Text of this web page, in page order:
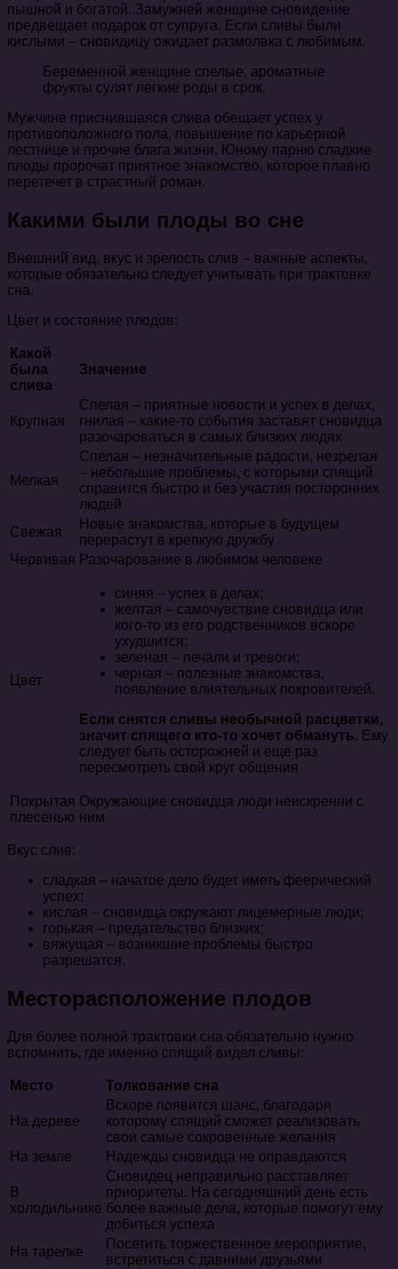
пышной и богатой. Замужней женщине сновидение
предвещает подарок от супруга. Если сливы были
кислыми – сновидицу ожидает размолвка с любимым.
Беременной женщине спелые, ароматные
фрукты сулят легкие роды в срок.
Мужчине приснившаяся слива обещает успех у
противоположного пола, повышение по карьерной
лестнице и прочие блага жизни. Юному парню сладкие
плоды пророчат приятное знакомство, которое плавно
перетечет в страстный роман.
Какими были плоды во сне
Внешний вид, вкус и зрелость слив – важные аспекты,
которые обязательно следует учитывать при трактовке
сна.
Цвет и состояние плодов:
Какой
была
слива
Значение
Крупная
Спелая – приятные новости и успех в делах,
гнилая – какие-то события заставят сновидца
разочароваться в самых близких людях
Мелкая
Спелая – незначительные радости, незрелая
– небольшие проблемы, с которыми спящий
справится быстро и без участия посторонних
людей
Свежая
Новые знакомства, которые в будущем
перерастут в крепкую дружбу
Червивая Разочарование в любимом человеке
Цвет
синяя – успех в делах;
желтая – самочувствие сновидца или
кого-то из его родственников вскоре
ухудшится;
зеленая – печали и тревоги;
черная – полезные знакомства,
появление влиятельных покровителей.
Если снятся сливы необычной расцветки,
значит спящего кто-то хочет обмануть. Ему
следует быть осторожней и еще раз
пересмотреть свой круг общения
Покрытая
плесенью
Окружающие сновидца люди неискренни с
ним
Вкус слив:
сладкая – начатое дело будет иметь феерический
успех;
кислая – сновидца окружают лицемерные люди;
горькая – предательство близких;
вяжущая – возникшие проблемы быстро
разрешатся.
Месторасположение плодов
Для более полной трактовки сна обязательно нужно
вспомнить, где именно спящий видел сливы:
Место Толкование сна
На дереве
Вскоре появится шанс, благодаря
которому спящий сможет реализовать
свои самые сокровенные желания
На земле
Надежды сновидца не оправдаются
В
холодильнике
Сновидец неправильно расставляет
приоритеты. На сегодняшний день есть
более важные дела, которые помогут ему
добиться успеха
На тарелке
Посетить торжественное мероприятие,
встретиться с давними друзьями